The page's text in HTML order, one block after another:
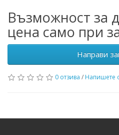
Възможност за
цена само при
Направи
0 отзива / Напишете